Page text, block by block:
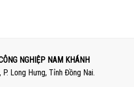
NGHIỆP NAM KHÁNH
Long Hưng, Tỉnh Đồng Nai.